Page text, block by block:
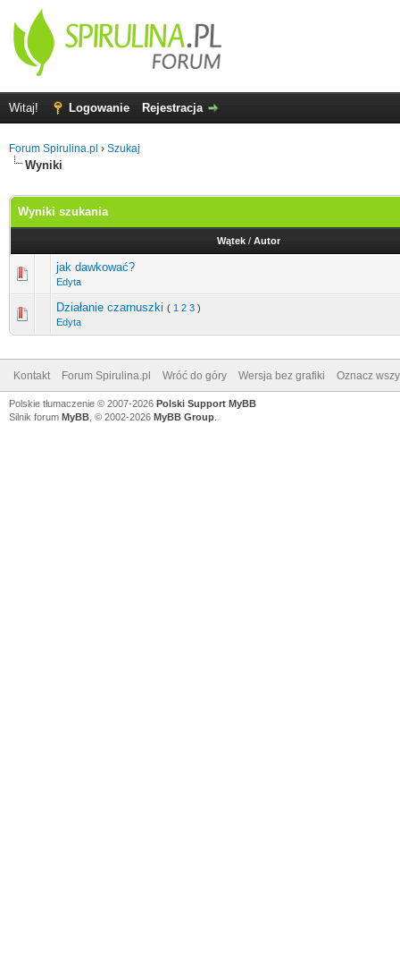
Witaj! Logowanie Rejestracja
Forum Spirulina.pl › Szukaj
Wyniki
Wyniki szukania
Wątek / Autor
jak dawkować?
Edyta
Działanie czarnuszki ( 1 2 3 )
Edyta
Kontakt Forum Spirulina.pl Wróć do góry Wersja bez grafiki Oznacz
Polskie tłumaczenie © 2007-2026 Polski Support MyBB
Silnik forum MyBB , © 2002-2026 MyBB Group